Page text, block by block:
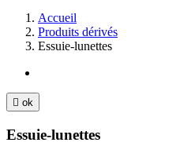
Accueil
Produits dérivés
Essuie-lunettes
 ok
Essuie-lunettes